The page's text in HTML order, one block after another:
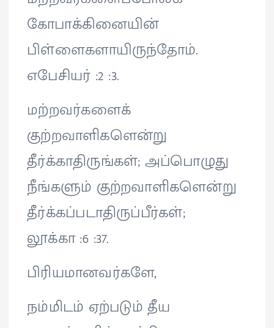
கோபாக்கினையின்
பிள்ளைகளாயிருந்தோம்.
எபேசியர் :2 :3.
மற்றவர்களைக்
குற்றவாளிகளென்று
தீர்க்காதிருங்கள்; அப்பொழுது
நீங்களும் குற்றவாளிகளென்று
தீர்க்கப்படாதிருப்பீர்கள்;
லூக்கா :6 :37.
பிரியமானவர்களே,
நம்மிடம் ஏற்படும் தீய